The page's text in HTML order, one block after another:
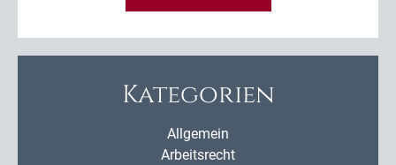
Kategorien
Allgemein
Arbeitsrecht